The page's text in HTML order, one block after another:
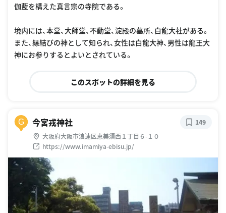
伽藍を構えた真言宗の寺院である。
境内には、本堂、大師堂、不動堂、淀殿の墓所、白龍大社がある。
また、縁結びの神として知られ、女性は白龍大神、男性は龍王大
神にお参りするとよいとされている。
このスポットの詳細を見る
G 今宮戎神社
大阪府大阪市浪速区恵美須西１丁目６-１０
https://www.imamiya-ebisu.jp/
149